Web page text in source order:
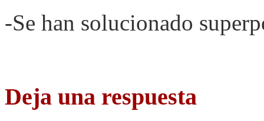
-Se han solucionado
Deja una respuesta